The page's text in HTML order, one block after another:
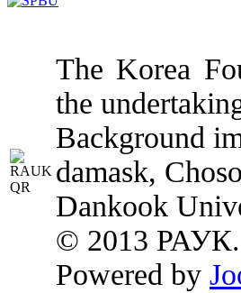
The Korea
the
Background
damask,
Dankook
© 2013
Powered by